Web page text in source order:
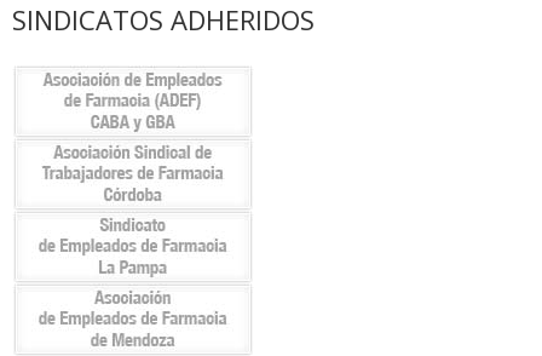
SINDICATOS ADHERIDOS